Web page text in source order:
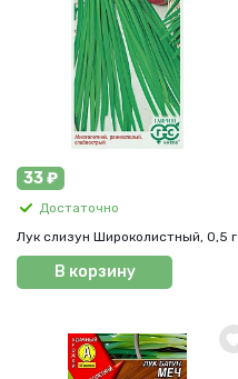
33 ₽
Достаточно
Лук слизун Широколистный, 0,5 г
В корзину